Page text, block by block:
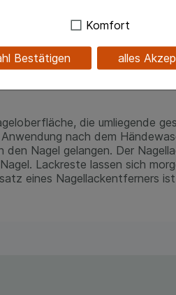
es sich um Cookies, die
des
Inhalte anzuzeigen und unser
sich Informationen über die
Hilfe wir unsere Website
die Werbung auf Drittseiten
Komfort
Bestätigen alles
die umliegende
nach dem
Nagel gelangen. Der
Lackreste lassen sich
eines Nagellackentferners ist